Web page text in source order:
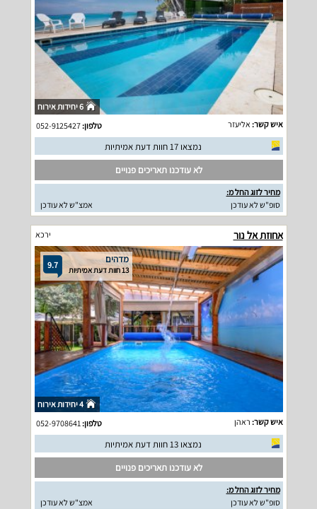
6 יחידות אירוח
איש קשר: אליעזר טלפון:052-9125427
נמצאו 17 חוות דעת אמיתיות
לא עודכנו תאריכים פנויים
מחיר לזוג החל מ:
סופ"ש לא עודכן
אמצ"ש לא עודכן
אחוזת אל נור ירכא
9.7 מדהים
13 חוות דעת אמיתיות
4 יחידות אירוח
איש קשר: ראהן טלפון:052-9708641
נמצאו 13 חוות דעת אמיתיות
לא עודכנו תאריכים פנויים
מחיר לזוג החל מ:
סופ"ש לא עודכן
אמצ"ש לא עודכן